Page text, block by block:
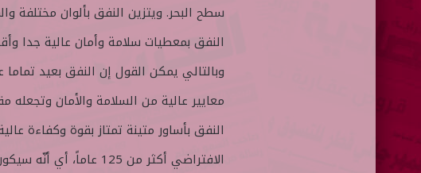
سطح البحر. ويتزين النفق بألوان مختلفة
وبالتالي يمكن القول إن النفق بعيد تماما
معايير عالية من السلامة والأمان
النفق بأساور متينة تمتاز بقوة وكفاءة